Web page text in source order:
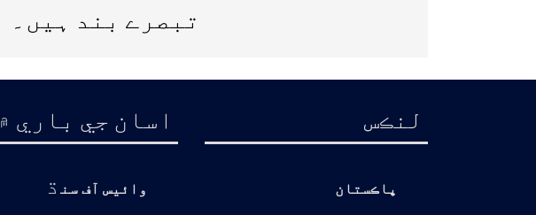
تبصرے بند ہیں۔
لنڪس
پاڪستان
اسان جي باري ۾
وائيس آف سن ڌ